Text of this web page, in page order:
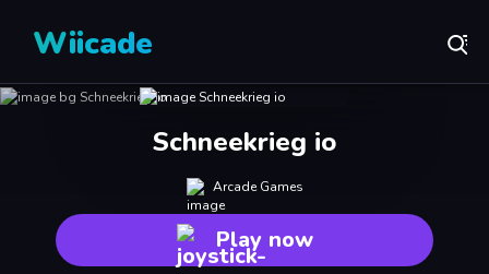
Wiicade
Schneekrieg io
Arcade Games
Play now